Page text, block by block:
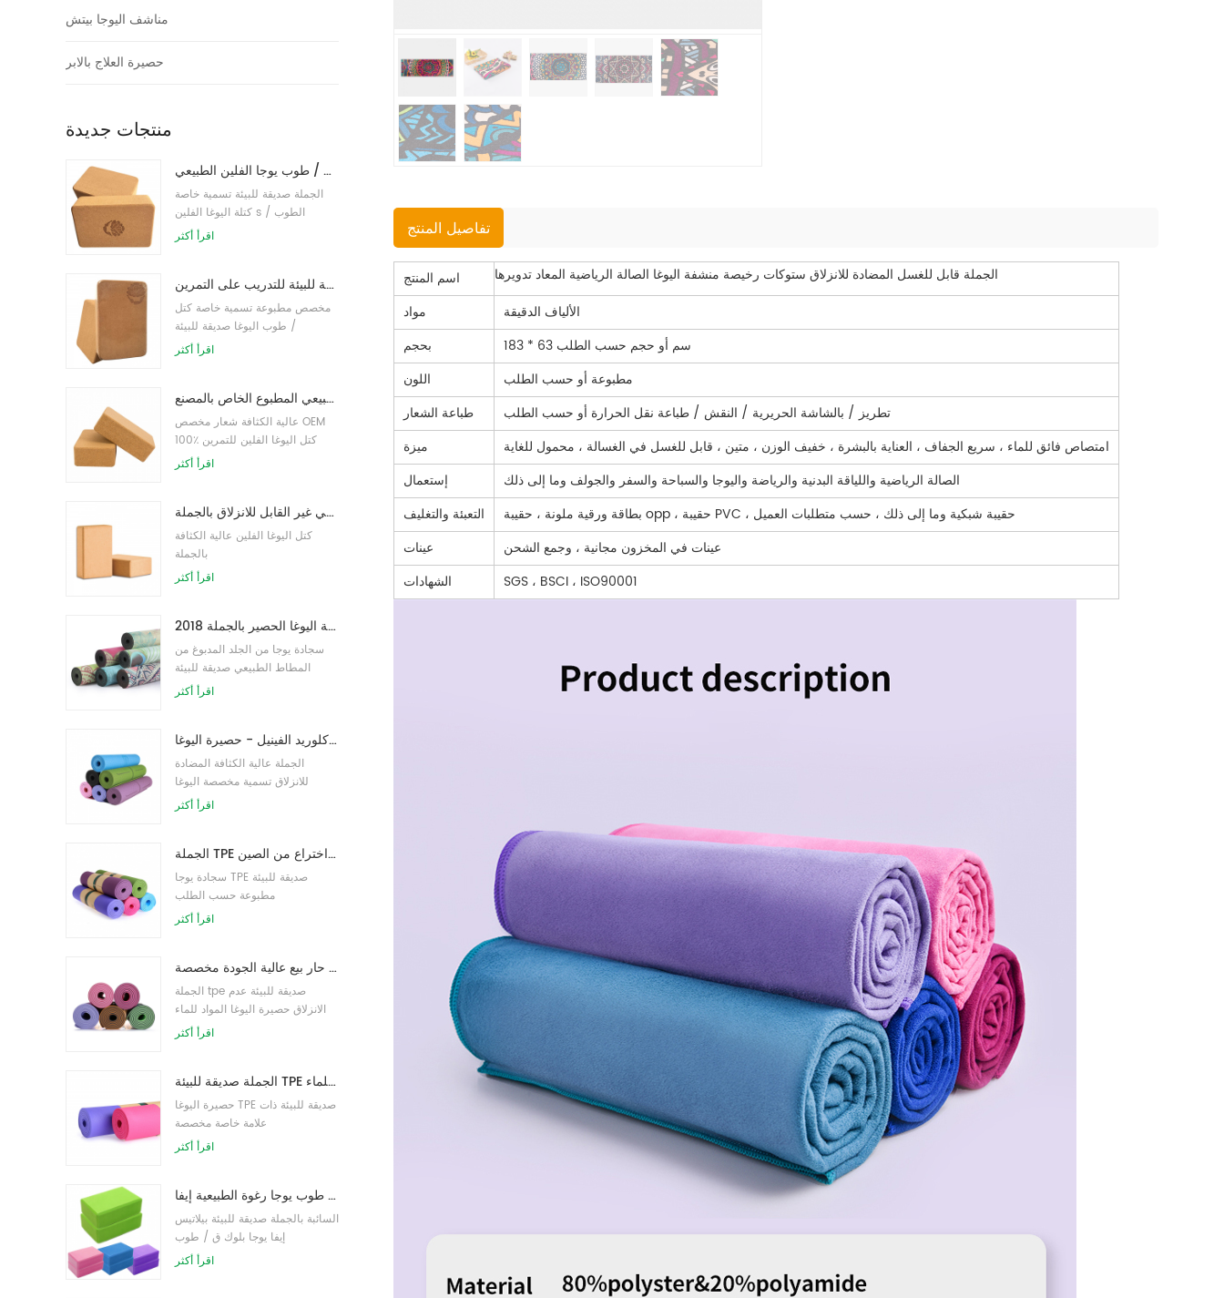
مناشف اليوجا بيتش
حصيرة العلاج بالابر
منتجات جديدة
طباعة شعار بالجملة صديقة للبيئة كتل / طوب يوجا الفلين الطبيعي
الجملة صديقة للبيئة تسمية خاصة
كتلة اليوغا الفلين s / الطوب
اقرأ أكثر
طباعة شعار مخصص كتل كورك يوجا صديقة للبيئة للتدريب على التمرين
مخصص مطبوعة تسمية خاصة كتل
/ طوب اليوغا صديقة للبيئة
اقرأ أكثر
توريد المصنع لبنات / طوب يوجا الفلين الطبيعي المطبوع الخاص بالمصنع
عالية الكثافة شعار مخصص OEM
100٪ كتل اليوغا الفلين للتمرين
اقرأ أكثر
كتل اليوغا الطبيعية من الفلين 4 × 6 × 9 بوصة ، الطوب الطبيعي غير القابل للانزلاق بالجملة
كتل اليوغا الفلين عالية الكثافة
بالجملة
اقرأ أكثر
2018 أزياء المطاط الطبيعي مخصص مطبوعة اليوغا الحصير بالجملة
سجادة يوجا من الجلد المدبوغ من
المطاط الطبيعي صديقة للبيئة
للنساء
اقرأ أكثر
نمط جديد 72 بوصة × 32 بوصة غير سام ، بدون لاتكس ، بدون بولي كلوريد الفينيل - حصيرة اليوغا TPE 100٪
الجملة عالية الكثافة المضادة
للانزلاق تسمية مخصصة اليوغا
حصيرة
اقرأ أكثر
الجملة TPE غير سامة حصيرة اليوغا الصديقة للبيئة على براءة اختراع من الصين
سجادة يوجا TPE صديقة للبيئة
مطبوعة حسب الطلب
اقرأ أكثر
حار بيع عالية الجودة مخصصة tpe اليوغا حصيرة من الصين
الجملة tpe صديقة للبيئة عدم
الانزلاق حصيرة اليوغا المواد للماء
اقرأ أكثر
الجملة صديقة للبيئة TPE عدم الانزلاق حصيرة اليوغا مادة مقاومة للماء
حصيرة اليوغا TPE صديقة للبيئة ذات
علامة خاصة مخصصة
اقرأ أكثر
الجملة نمط جديد مخصص شعار كتل / طوب يوجا رغوة الطبيعية إيفا
السائبة بالجملة صديقة للبيئة بيلاتيس
إيفا يوجا بلوك ق / طوب
اقرأ أكثر
تفاصيل المنتج
اسم المنتج الجملة قابل للغسل المضادة للانزلاق ستوكات رخيصة منشفة اليوغا الصالة الرياضية المعاد تدويرها
مواد
الألياف الدقيقة
بحجم
183 * 63 سم أو حجم حسب الطلب
اللون
مطبوعة أو حسب الطلب
طباعة الشعار
تطريز / بالشاشة الحريرية / النقش / طباعة نقل الحرارة أو حسب الطلب
ميزة
امتصاص فائق للماء ، سريع الجفاف ، العناية بالبشرة ، خفيف الوزن ، متين ، قابل للغسل في الغسالة ، محمول للغاية
إستعمال
الصالة الرياضية واللياقة البدنية والرياضة واليوجا والسباحة والسفر والجولف وما إلى ذلك
التعبئة والتغليف
بطاقة ورقية ملونة ، حقيبة opp ، حقيبة PVC ، حقيبة شبكية وما إلى ذلك ، حسب متطلبات العميل
عينات
عينات في المخزون مجانية ، وجمع الشحن
الشهادات
SGS ، BSCI ، ISO90001